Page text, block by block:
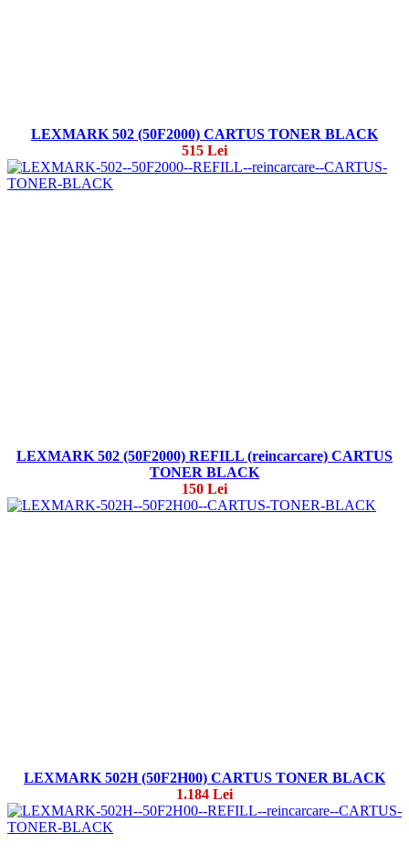
LEXMARK 502 (50F2000) CARTUS TONER BLACK
515 Lei
LEXMARK 502 (50F2000) REFILL (reincarcare) CARTUS
TONER BLACK
150 Lei
LEXMARK 502H (50F2H00) CARTUS TONER BLACK
1.184 Lei